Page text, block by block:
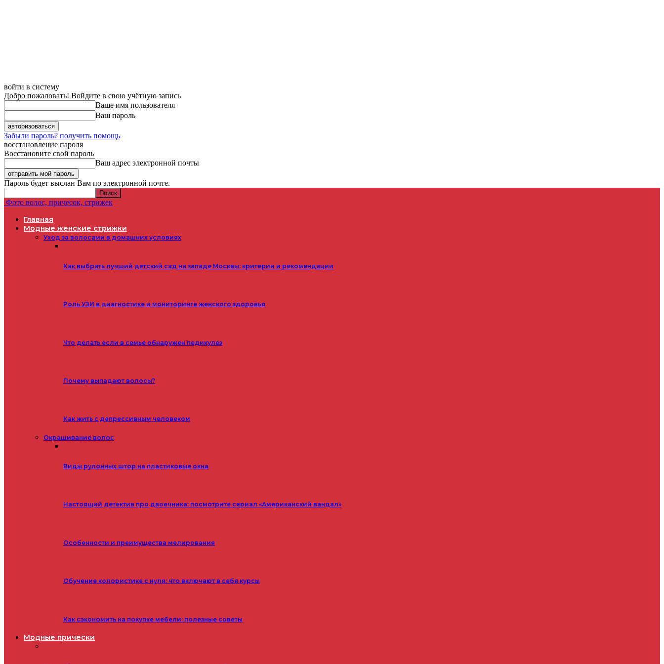
войти в систему
Добро пожаловать! Войдите в свою учётную запись
Ваше имя пользователя
Ваш пароль
Забыли пароль? получить помощь
восстановление пароля
Восстановите свой пароль
Ваш адрес электронной почты
Пароль будет выслан Вам по электронной почте.
Фото волос, причесок, стрижек
Главная
Модные женские стрижки
Уход за волосами в домашних условиях
Как выбрать лучший детский сад на западе Москвы: критерии и рекомендации
Роль УЗИ в диагностике и мониторинге женского здоровья
Что делать если в семье обнаружен педикулез
Почему выпадают волосы?
Как жить с депрессивным человеком
Окрашивание волос
Виды рулонных штор на пластиковые окна
Настоящий детектив про двоечника: посмотрите сериал «Американский вандал»
Особенности и преимущества мелирования
Обучение колористике с нуля: что включают в себя курсы
Как сэкономить на покупке мебели: полезные советы
Модные прически